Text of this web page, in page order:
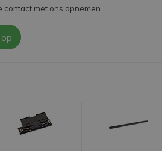
contact met ons opnemen.